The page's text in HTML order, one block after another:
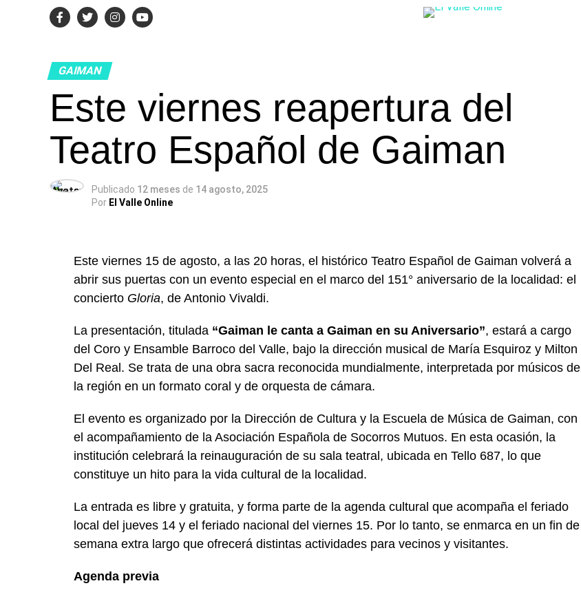
GAIMAN
Este viernes reapertura del
Teatro Español de Gaiman
Publicado 12 meses de 14 agosto, 2025
Por El Valle Online
Este viernes 15 de agosto, a las 20 horas, el histórico Teatro Español de Gaiman volverá a
abrir sus puertas con un evento especial en el marco del 151° aniversario de la localidad: el
concierto Gloria, de Antonio Vivaldi.
La presentación, titulada “Gaiman le canta a Gaiman en su Aniversario”, estará a cargo
del Coro y Ensamble Barroco del Valle, bajo la dirección musical de María Esquiroz y Milton
Del Real. Se trata de una obra sacra reconocida mundialmente, interpretada por músicos de
la región en un formato coral y de orquesta de cámara.
El evento es organizado por la Dirección de Cultura y la Escuela de Música de Gaiman, con
el acompañamiento de la Asociación Española de Socorros Mutuos. En esta ocasión, la
institución celebrará la reinauguración de su sala teatral, ubicada en Tello 687, lo que
constituye un hito para la vida cultural de la localidad.
La entrada es libre y gratuita, y forma parte de la agenda cultural que acompaña el feriado
local del jueves 14 y el feriado nacional del viernes 15. Por lo tanto, se enmarca en un fin de
semana extra largo que ofrecerá distintas actividades para vecinos y visitantes.
Agenda previa